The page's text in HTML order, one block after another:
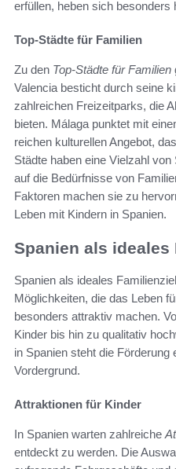
erfüllen, heben sich besonders
Top-Städte für Familien
Zu den Top-Städte für Familien
Valencia besticht durch seine
zahlreichen Freizeitparks, die
bieten. Málaga punktet mit
reichen kulturellen Angebot,
Städte haben eine Vielzahl
auf die Bedürfnisse von
Faktoren machen sie zu
Leben mit Kindern in Spanien.
Spanien als ideales
Spanien als ideales
Möglichkeiten, die das Leben
besonders attraktiv machen.
Kinder bis hin zu qualitativ
in Spanien steht die Förderung
Vordergrund.
Attraktionen für Kinder
In Spanien warten zahlreiche
entdeckt zu werden. Die